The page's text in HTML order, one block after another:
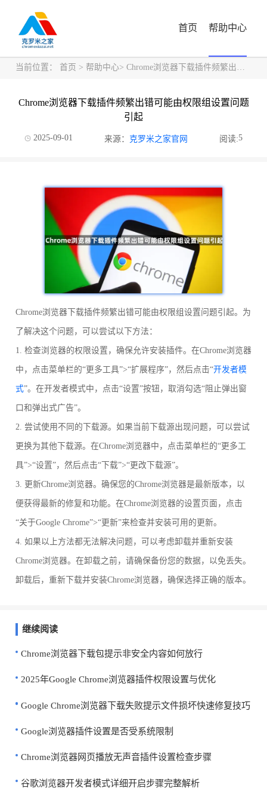
首页 帮助中心
当前位置： 首页 > 帮助中心> Chrome浏览器下载插件频繁出错可能由权限组设置问题引起
Chrome浏览器下载插件频繁出错可能由权限组设置问题
引起
2025-09-01 来源： 克罗米之家官网 阅读:5
Chrome浏览器下载插件频繁出错可能由权限组设置问题引起。为
了解决这个问题，可以尝试以下方法：
1. 检查浏览器的权限设置，确保允许安装插件。在Chrome浏览器
中，点击菜单栏的“更多工具”>“扩展程序”，然后点击“开发者模
式”。在开发者模式中，点击“设置”按钮，取消勾选“阻止弹出窗
口和弹出式广告”。
2. 尝试使用不同的下载源。如果当前下载源出现问题，可以尝试
更换为其他下载源。在Chrome浏览器中，点击菜单栏的“更多工
具”>“设置”，然后点击“下载”>“更改下载源”。
3. 更新Chrome浏览器。确保您的Chrome浏览器是最新版本，以
便获得最新的修复和功能。在Chrome浏览器的设置页面，点击
“关于Google Chrome”>“更新”来检查并安装可用的更新。
4. 如果以上方法都无法解决问题，可以考虑卸载并重新安装
Chrome浏览器。在卸载之前，请确保备份您的数据，以免丢失。
卸载后，重新下载并安装Chrome浏览器，确保选择正确的版本。
继续阅读
Chrome浏览器下载包提示非安全内容如何放行
2025年Google Chrome浏览器插件权限设置与优化
Google Chrome浏览器下载失败提示文件损坏快速修复技巧
Google浏览器插件设置是否受系统限制
Chrome浏览器网页播放无声音插件设置检查步骤
谷歌浏览器开发者模式详细开启步骤完整解析